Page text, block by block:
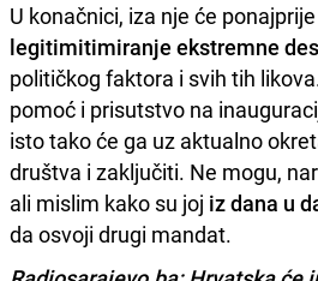
U konačnici, iza nje će
legitimitimiranje ekstremne
političkog faktora i svih tih
pomoć i prisutstvo na
isto tako će ga uz aktualno
društva i zaključiti. Ne mogu,
ali mislim kako su joj iz dana u
da osvoji drugi mandat.